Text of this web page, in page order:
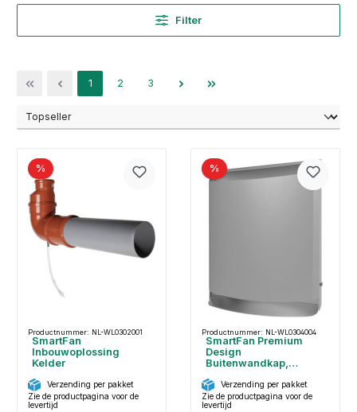
Filter
Pagina
1 Pagina
2 Pagina
3
%
Productnummer: NL-WL0302001
SmartFan
Inbouwoplossing
Kelder
Verzending per pakket
Zie de productpagina voor de
levertijd
%
Productnummer: NL-WL0304004
SmartFan Premium
Design
Buitenwandkap,
Verzending per pakket
Zie de productpagina voor de
levertijd